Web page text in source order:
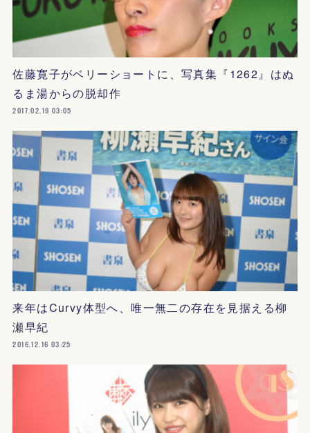
佐藤寛子がベリーショートに、写真集『1262』はぬ
るま湯からの脱却作
2017.02.19 03:05
来年はCurvy体型へ、唯一無二の存在を見据える柳
瀬早紀
2016.12.16 03:25